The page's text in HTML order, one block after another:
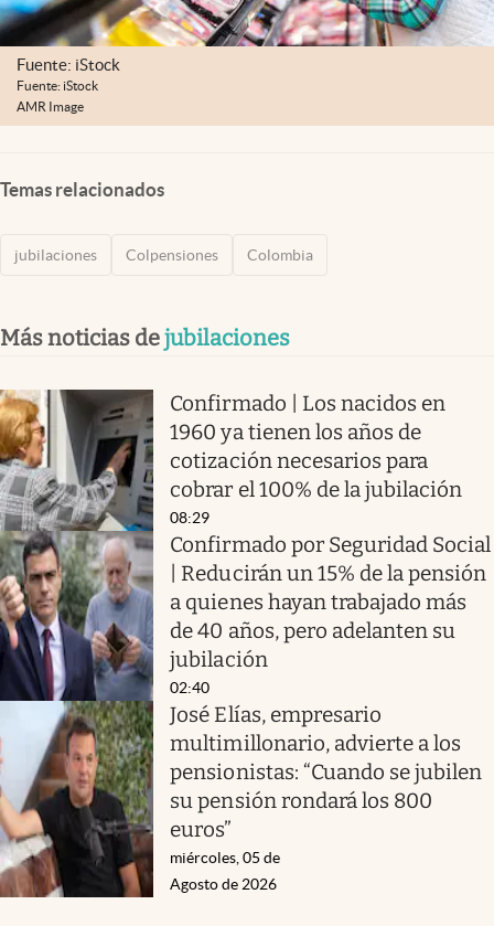
Fuente: iStock
Fuente: iStock
AMR Image
Temas relacionados
jubilaciones Colpensiones Colombia
Más noticias dejubilaciones
Confirmado | Los nacidos en
1960 ya tienen los años de
cotización necesarios para
cobrar el 100% de la jubilación
08:29
Confirmado por Seguridad Social
| Reducirán un 15% de la pensión
a quienes hayan trabajado más
de 40 años, pero adelanten su
jubilación
02:40
José Elías, empresario
multimillonario, advierte a los
pensionistas: “Cuando se jubilen
su pensión rondará los 800
euros”
miércoles, 05 de
Agosto de 2026